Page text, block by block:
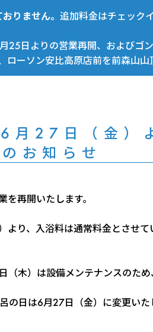
りません。追加料金はチェック
25日よりの営業再開、およびゴ
ーソン安比高原店前を前森山山
月27日（金）
お知らせ
再開いたします。
り、入浴料は通常料金とさせて
木）は設備メンテナンスのため
日は6月27日（金）に変更いた